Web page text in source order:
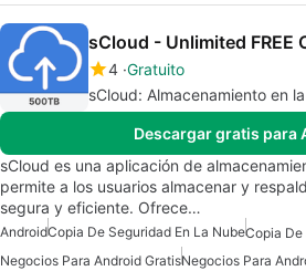
4 Gratuito
sCloud: Almacenamiento en
Descargar gratis para
sCloud es una aplicación de
permite a los usuarios almacenar y
segura y eficiente. Ofrece…
AndroidCopia De Seguridad En La Nube
Negocios Para Android GratisNegocios Para